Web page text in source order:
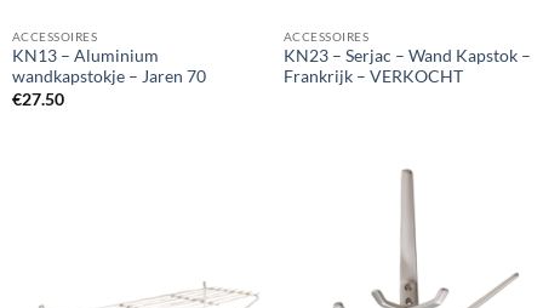
ACCESSOIRES
KN13 – Aluminium
wandkapstokje – Jaren 70
€27.50
ACCESSOIRES
KN23 – Serjac – Wand Kapstok –
Frankrijk – VERKOCHT